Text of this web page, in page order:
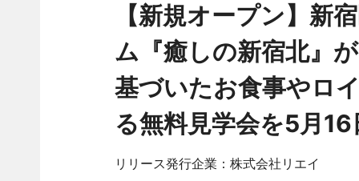
【新規オープン】新
ム『癒しの新宿北』
基づいたお食事やロ
る無料見学会を5月
リリース発行企業：株式会社リエイ